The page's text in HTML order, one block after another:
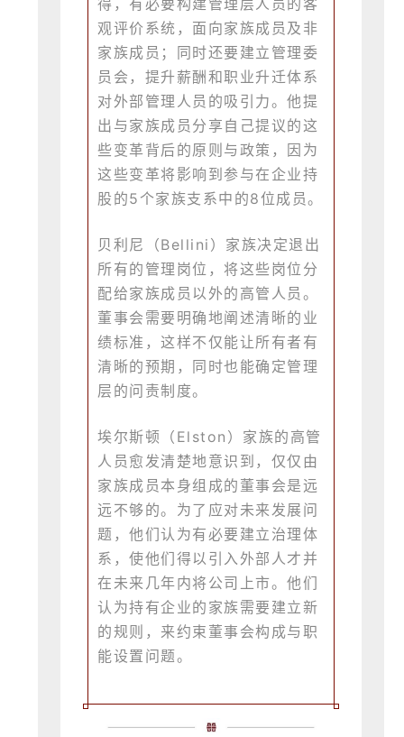
得，有必要构建管理层人员的客
观评价系统，面向家族成员及非
家族成员；同时还要建立管理委
员会，提升薪酬和职业升迁体系
对外部管理人员的吸引力。他提
出与家族成员分享自己提议的这
些变革背后的原则与政策，因为
这些变革将影响到参与在企业持
股的5个家族支系中的8位成员。
贝利尼（Bellini）家族决定退出
所有的管理岗位，将这些岗位分
配给家族成员以外的高管人员。
董事会需要明确地阐述清晰的业
绩标准，这样不仅能让所有者有
清晰的预期，同时也能确定管理
层的问责制度。
埃尔斯顿（Elston）家族的高管
人员愈发清楚地意识到，仅仅由
家族成员本身组成的董事会是远
远不够的。为了应对未来发展问
题，他们认为有必要建立治理体
系，使他们得以引入外部人才并
在未来几年内将公司上市。他们
认为持有企业的家族需要建立新
的规则，来约束董事会构成与职
能设置问题。